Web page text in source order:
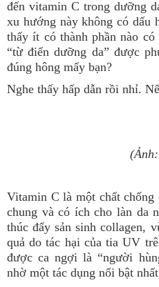
đến vitamin C trong dưỡng
xu hướng này không có dấu
thấy ít có thành phần nào
“từ điển dưỡng da” được
đúng hông mấy bạn?
Nghe thấy hấp dẫn rồi nhỉ.
Vitamin C là một chất
chung và có ích cho làn da
thúc đẩy sản sinh collagen,
quả do tác hại của tia UV
được ca ngợi là “người
nhờ một tác dụng nổi bật